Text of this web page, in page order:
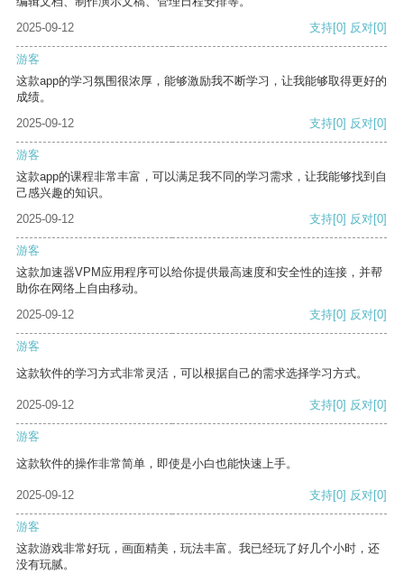
2025-09-12
支持[0] 反对[0]
游客
这款app的学习氛围很浓厚，能够激励我不断学习，让我能够取得更好的
成绩。
2025-09-12
支持[0] 反对[0]
游客
这款app的课程非常丰富，可以满足我不同的学习需求，让我能够找到自
己感兴趣的知识。
2025-09-12
支持[0] 反对[0]
游客
这款加速器VPM应用程序可以给你提供最高速度和安全性的连接，并帮
助你在网络上自由移动。
2025-09-12
支持[0] 反对[0]
游客
这款软件的学习方式非常灵活，可以根据自己的需求选择学习方式。
2025-09-12 支持[0] 反对[0]
游客
这款软件的操作非常简单，即使是小白也能快速上手。
2025-09-12 支持[0] 反对[0]
游客
这款游戏非常好玩，画面精美，玩法丰富。我已经玩了好几个小时，还
没有玩腻。